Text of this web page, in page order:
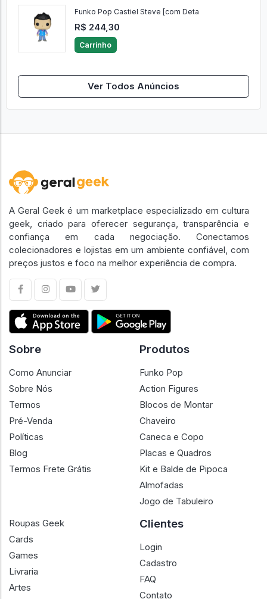
Funko Pop Castiel Steve [com Deta
R$ 244,30
Carrinho
Ver Todos Anúncios
A Geral Geek é um marketplace especializado em cultura
geek, criado para oferecer segurança, transparência e
confiança em cada negociação. Conectamos
colecionadores e lojistas em um ambiente confiável, com
preços justos e foco na melhor experiência de compra.
Sobre
Como Anunciar
Sobre Nós
Termos
Pré-Venda
Políticas
Blog
Termos Frete Grátis
Produtos
Funko Pop
Action Figures
Blocos de Montar
Chaveiro
Caneca e Copo
Placas e Quadros
Kit e Balde de Pipoca
Almofadas
Jogo de Tabuleiro
Roupas Geek
Cards
Games
Livraria
Artes
Clientes
Login
Cadastro
FAQ
Contato